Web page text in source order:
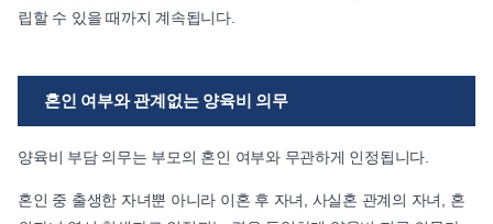
립할 수 있을 때까지 계속됩니다.
혼인 여부와 관계없는 양육비 의무
양육비 부담 의무는 부모의 혼인 여부와 무관하게 인정됩니다.
혼인 중 출생한 자녀뿐 아니라 이혼 후 자녀, 사실혼 관계의 자녀, 혼